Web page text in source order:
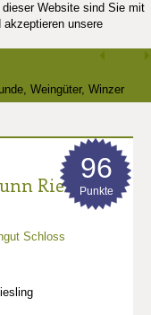
Website sind Sie mit
akzeptieren unsere
Weingüter, Winzer
Riesling
Schloss
96
Punkte